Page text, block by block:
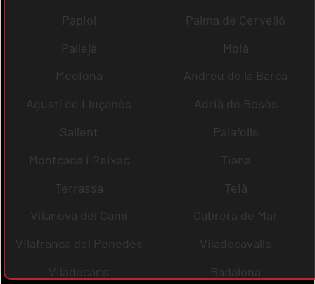
Papiol
Palma de Cervelló
Pallejà
Moià
Mediona
Andreu de la Barca
Agustí de Lluçanès
Adrià de Besòs
Sallent
Palafolls
Montcada i Reixac
Tiana
Terrassa
Teià
Vilanova del Camí
Cabrera de Mar
Vilafranca del Penedès
Viladecavalls
Viladecans
Badalona